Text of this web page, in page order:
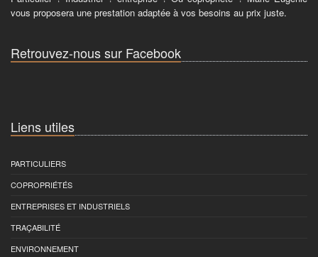
vous proposera une prestation adaptée à vos besoins au prix juste.
Retrouvez-nous sur Facebook
Liens utiles
PARTICULIERS
COPROPRIÉTÉS
ENTREPRISES ET INDUSTRIELS
TRAÇABILITÉ
ENVIRONNEMENT